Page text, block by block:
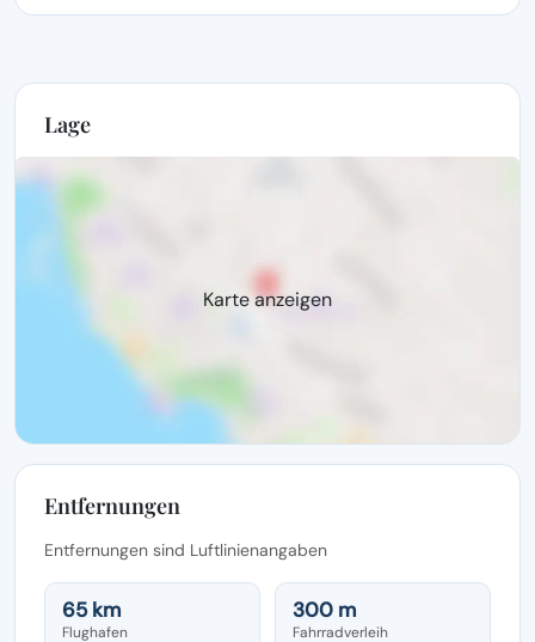
Lage
Karte anzeigen
Entfernungen
Entfernungen sind Luftlinienangaben
65 km
Flughafen
300 m
Fahrradverleih